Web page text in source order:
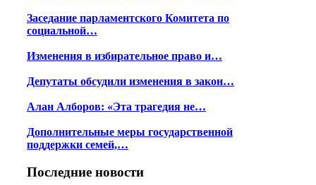
Заседание парламентского Комитета по
социальной…
Изменения в избирательное право и…
Депутаты обсудили изменения в закон…
Алан Алборов: «Эта трагедия не…
Дополнительные меры государственной
поддержки семей,…
Последние новости